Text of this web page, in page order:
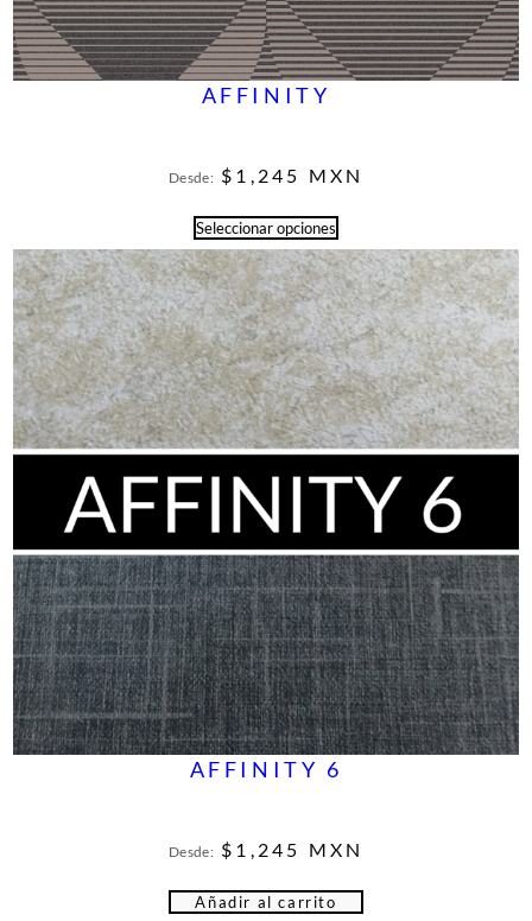
AFFINITY
Desde: $ 1,245 MXN
Seleccionar opciones
AFFINITY 6
Desde: $ 1,245 MXN
Añadir al carrito